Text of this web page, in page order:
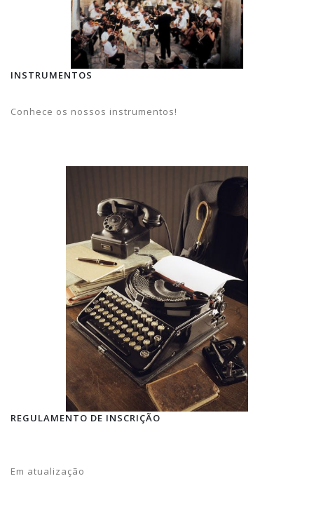
INSTRUMENTOS
Conhece os nossos instrumentos!
REGULAMENTO DE INSCRIÇÃO
Em atualização